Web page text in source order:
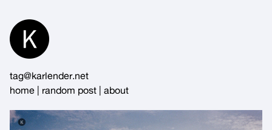
Content
tag@karlender.net
home
random post about